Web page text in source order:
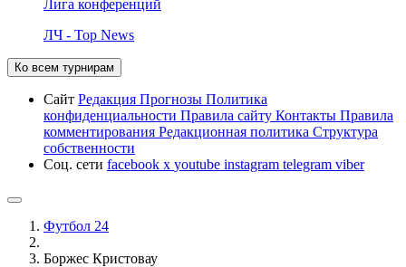
Лига конференций
ЛЧ - Top News
Ко всем турнирам
Сайт Редакция Прогнозы Политика
конфиденциальности Правила сайту Контакты Правила
комментирования Редакционная политика Структура
собственности
Соц. сети facebook x youtube instagram telegram viber
Футбол 24
Боржес Кристовау